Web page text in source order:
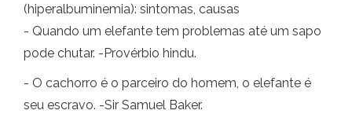
(hiperalbuminemia): sintomas, causas
- Quando um elefante tem problemas até um sapo
pode chutar. -Provérbio hindu.
- O cachorro é o parceiro do homem, o elefante é
seu escravo. -Sir Samuel Baker.